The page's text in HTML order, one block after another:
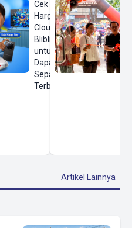
Cek
Harga On
Cloud di
Blibli
untuk
Dapatkan
Sepatu
Terbaru
Artikel Lainnya